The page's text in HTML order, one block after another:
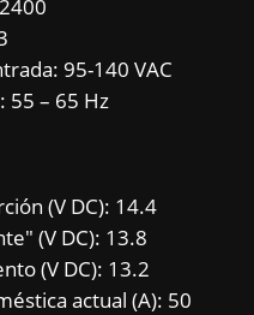
95-140 VAC
55 – 65 Hz
(V DC): 14.4
(V DC): 13.8
(V DC): 13.2
actual (A): 50